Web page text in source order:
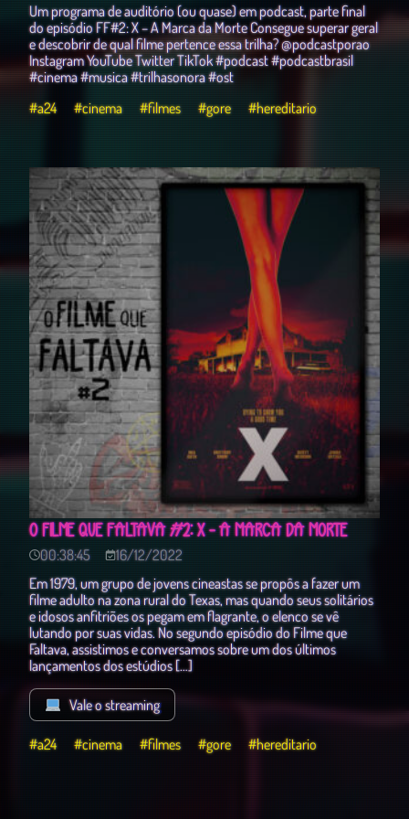
Um programa de auditório (ou quase) em podcast, parte final
do episódio FF#2: X – A Marca da Morte Consegue superar geral
e descobrir de qual filme pertence essa trilha? @podcastporao
Instagram YouTube Twitter TikTok #podcast #podcastbrasil
#cinema #musica #trilhasonora #ost
#a24
#cinema #filmes #gore #hereditario
O FILME QUE FALTAVA #2: X - A MARCA DA MORTE
00:38:45
16/12/2022
Em 1979, um grupo de jovens cineastas se propôs a fazer um
filme adulto na zona rural do Texas, mas quando seus solitários
e idosos anfitriões os pegam em flagrante, o elenco se vê
lutando por suas vidas. No segundo episódio do Filme que
Faltava, assistimos e conversamos sobre um dos últimos
lançamentos dos estúdios […]
Vale o streaming
#a24 #cinema #filmes #gore #hereditario